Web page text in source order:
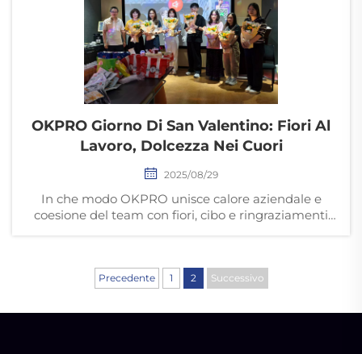
OKPRO Giorno Di San Valentino: Fiori Al
Lavoro, Dolcezza Nei Cuori
2025/08/29
In che modo OKPRO unisce calore aziendale e
coesione del team con fiori, cibo e ringraziamenti
Precedente 1 2 Successivo